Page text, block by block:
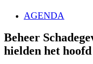
AGENDA
Beheer
hielden het